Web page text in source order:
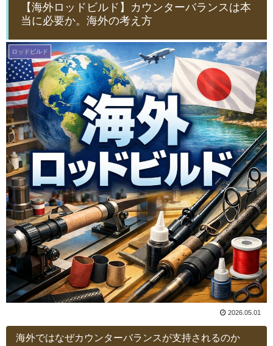
【海外ロッドビルド】カウンターバランスは本
当に必要か。海外の考え方
ロッドビルド
2026.05.01
海外ではなぜカウンターバランスが支持されるのか